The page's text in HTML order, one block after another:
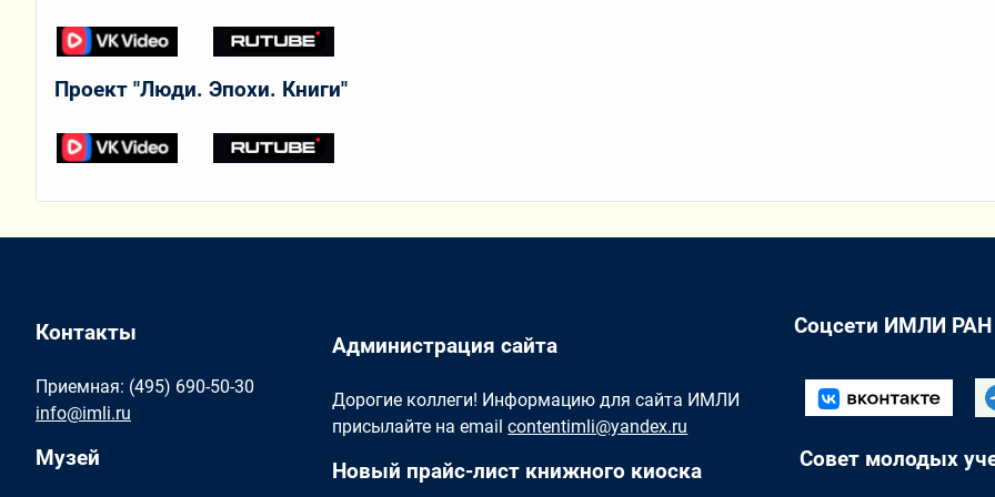
Проект "Люди. Эпохи. Книги"
Контакты
Приемная: (495) 690-50-30
info@imli.ru
Музей
Администрация сайта
Дорогие коллеги! Информацию для сайта ИМЛИ
присылайте на emailcontentimli@yandex.ru
Новый прайс-лист книжного киоска
Соцсети ИМЛИ РАН
Совет молодых